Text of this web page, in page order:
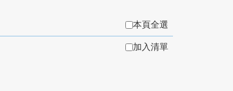
本頁全選
加入清單